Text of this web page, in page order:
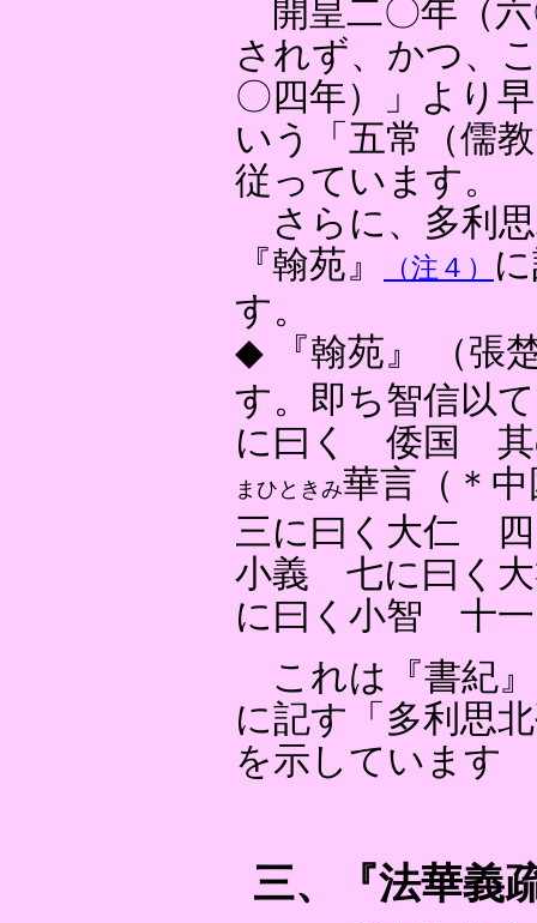
開皇二〇年（
されず、かつ、
〇四年）」より
いう「五常（儒
従っています。
さらに、多利
『翰苑』
（注４）
す。
◆ 『翰苑』 （張
す。即ち智信以
に曰く 倭国 其
まひときみ華言（＊
三に曰く大仁
小義 七に曰く
に曰く小智 十
これは『書紀』
に記す「多利思
を示しています
三、『法華義